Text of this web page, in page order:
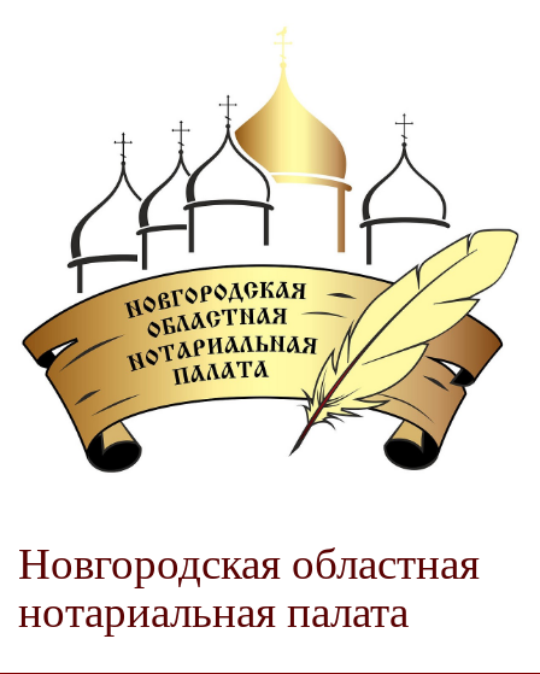
Новгородская областная
нотариальная палата